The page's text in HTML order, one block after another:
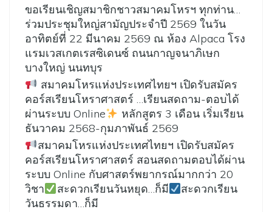
ขอเรียนเชิญสมาชิกชาวสมาคมโหรฯ ทุกท่าน…
ร่วมประชุมใหญ่สามัญประจำปี 2569 ในวัน
อาทิตย์ที่ 22 มีนาคม 2569 ณ ห้อง Alpaca โรง
แรมเวสเกตเรสซิเดนซ์ ถนนกาญจนาภิเษก
บางใหญ่ นนทบุร
สมาคมโหรแห่งประเทศไทยฯ เปิดรับสมัคร
คอร์สเรียนโหราศาสตร์ …เรียนสดถาม-ตอบได้
ผ่านระบบ Online
หลักสูตร 3 เดือน เริ่มเรียน
ธันวาคม 2568-กุมภาพันธ์ 2569
สมาคมโหรแห่งประเทศไทยฯ เปิดรับสมัคร
คอร์สเรียนโหราศาสตร์ สอนสดถามตอบได้ผ่าน
ระบบ Online กับศาสตร์พยากรณ์มากกว่า 20
วิชา
สะดวกเรียนวันหยุด…ก็มี
สะดวกเรียน
วันธรรมดา…ก็มี